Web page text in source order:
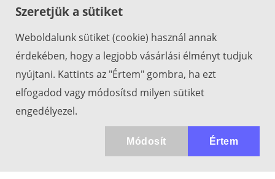
Szeretjük a sütiket
Weboldalunk sütiket (cookie) használ annak
érdekében, hogy a legjobb vásárlási élményt tudjuk
nyújtani. Kattints az "Értem" gombra, ha ezt
elfogadod vagy módosítsd milyen sütiket
engedélyezel.
Értem
Módosít